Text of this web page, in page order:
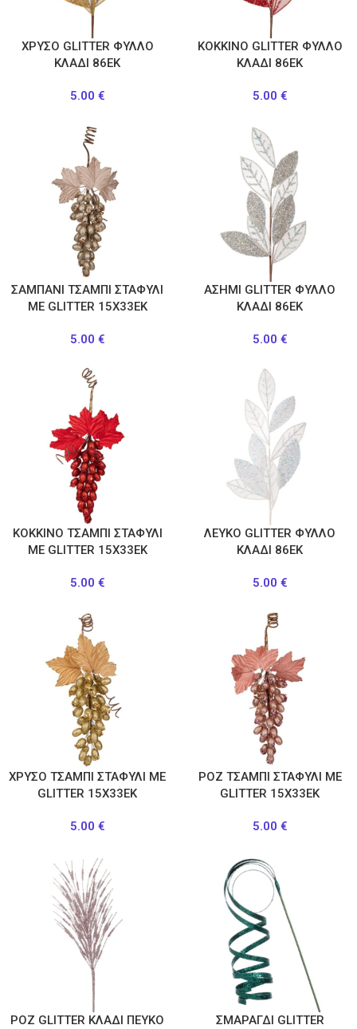
ΧΡΥΣΟ GLITTER ΦΥΛΛΟ
ΚΛΑΔΙ 86ΕΚ
5.00 €
ΚΟΚΚΙΝΟ GLITTER ΦΥΛΛΟ
ΚΛΑΔΙ 86ΕΚ
5.00 €
ΣΑΜΠΑΝΙ ΤΣΑΜΠΙ ΣΤΑΦΥΛΙ
ΜΕ GLITTER 15X33EK
5.00 €
ΑΣΗΜΙ GLITTER ΦΥΛΛΟ
ΚΛΑΔΙ 86ΕΚ
5.00 €
ΚΟΚΚΙΝΟ ΤΣΑΜΠΙ ΣΤΑΦΥΛΙ
ΜΕ GLITTER 15Χ33ΕΚ
5.00 €
ΛΕΥΚΟ GLITTER ΦΥΛΛΟ
ΚΛΑΔΙ 86ΕΚ
5.00 €
ΧΡΥΣΟ ΤΣΑΜΠΙ ΣΤΑΦΥΛΙ ΜΕ
GLITTER 15X33EK
5.00 €
ΡΟΖ ΤΣΑΜΠΙ ΣΤΑΦΥΛΙ ΜΕ
GLITTER 15X33EK
5.00 €
ΡΟΖ GLITTER ΚΛΑΔΙ ΠΕΥΚΟ
ΣΜΑΡΑΓΔΙ GLITTER